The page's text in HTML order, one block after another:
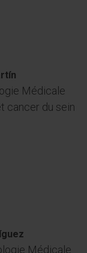
Médicale
cancer du sein
Médicale